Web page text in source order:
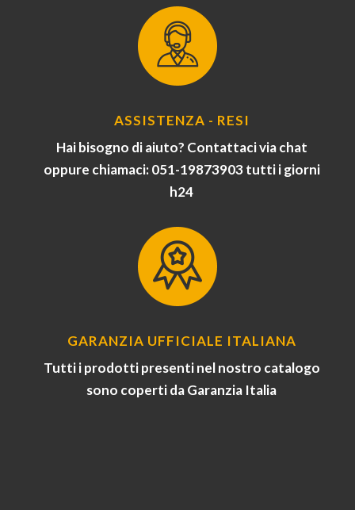
ASSISTENZA - RESI
Hai bisogno di aiuto? Contattaci via chat
oppure chiamaci: 051-19873903 tutti i giorni
h24
GARANZIA UFFICIALE ITALIANA
Tutti i prodotti presenti nel nostro catalogo
sono coperti da Garanzia Italia